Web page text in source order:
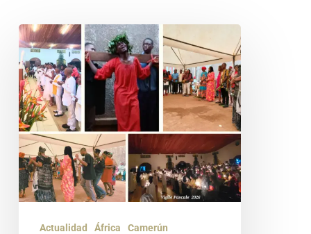
Entre
Ritos
Funerarios
y
Danzas:
Reviviendo
la
Semana
Actualidad África Camerún